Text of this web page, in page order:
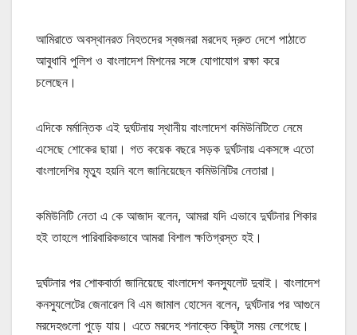
আমিরাতে অবস্থানরত নিহতদের স্বজনরা মরদেহ দ্রুত দেশে পাঠাতে
আবুধাবি পুলিশ ও বাংলাদেশ মিশনের সঙ্গে যোগাযোগ রক্ষা করে
চলেছেন।
এদিকে মর্মান্তিক এই দুর্ঘটনায় স্থানীয় বাংলাদেশ কমিউনিটিতে নেমে
এসেছে শোকের ছায়া। গত কয়েক বছরে সড়ক দুর্ঘটনায় একসঙ্গে এতো
বাংলাদেশির মৃত্যু হয়নি বলে জানিয়েছেন কমিউনিটির নেতারা।
কমিউনিটি নেতা এ কে আজাদ বলেন, আমরা যদি এভাবে দুর্ঘটনার শিকার
হই তাহলে পারিবারিকভাবে আমরা বিশাল ক্ষতিগ্রস্ত হই।
দুর্ঘটনার পর শোকবার্তা জানিয়েছে বাংলাদেশ কনস্যুলেট দুবাই। বাংলাদেশ
কনস্যুলেটের জেনারেল বি এম জামাল হোসেন বলেন, দুর্ঘটনার পর আগুনে
মরদেহগুলো পুড়ে যায়। এতে মরদেহ শনাক্তে কিছুটা সময় লেগেছে।